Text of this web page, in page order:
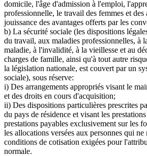
domicile, l'âge d'admission à l'emploi,
professionnelle, le travail des femmes et des
jouissance des avantages offerts par les
b) La sécurité sociale (les dispositions
du travail, aux maladies professionnelles, à
maladie, à l'invalidité, à la vieillesse et au
charges de famille, ainsi qu'à tout autre
la législation nationale, est couvert par un
sociale), sous réserve:
i) Des arrangements appropriés visant le
et des droits en cours d'acquisition;
ii) Des dispositions particulières prescrites
du pays de résidence et visant les
prestations payables exclusivement sur les
les allocations versées aux personnes qui ne
conditions de cotisation exigées pour
normale.